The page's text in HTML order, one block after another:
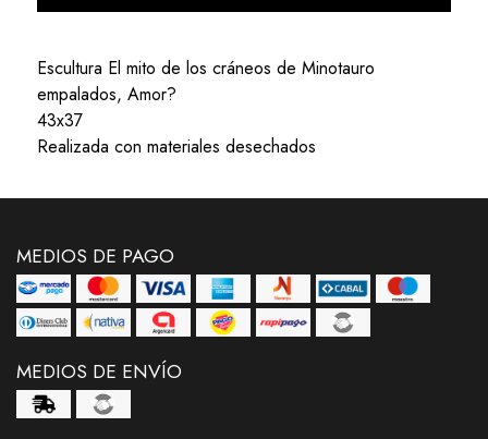
Escultura El mito de los cráneos de Minotauro
empalados, Amor?
43x37
Realizada con materiales desechados
MEDIOS DE PAGO
MEDIOS DE ENVÍO